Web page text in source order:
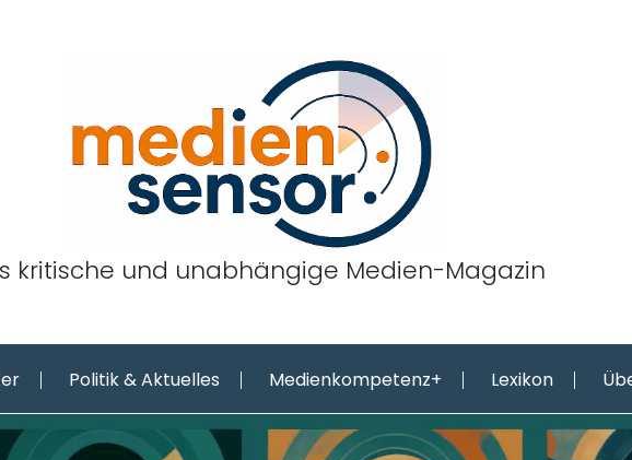
kritische und unabhängige Medien-Magazin
Politik & Aktuelles Medienkompetenz+ Lexikon